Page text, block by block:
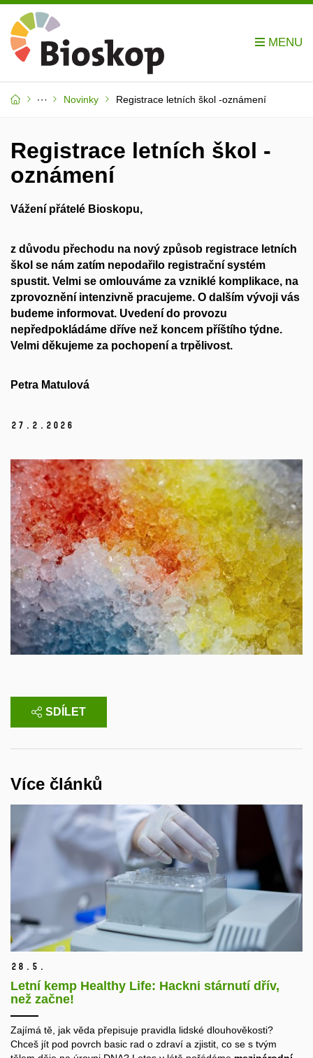
Novinky Registrace letních škol -oznámení
Registrace letních škol -
oznámení
Vážení přátelé Bioskopu,
z důvodu přechodu na nový způsob registrace letních
škol se nám zatím nepodařilo registrační systém
spustit. Velmi se omlouváme za vzniklé komplikace, na
zprovoznění intenzivně pracujeme. O dalším vývoji vás
budeme informovat. Uvedení do provozu
nepředpokládáme dříve než koncem příštího týdne.
Velmi děkujeme za pochopení a trpělivost.
Petra Matulová
27. 2. 2026
SDÍLET
Více článků
28. 5.
Letní kemp Healthy Life: Hackni stárnutí dřív,
než začne!
Zajímá tě, jak věda přepisuje pravidla lidské dlouhověkosti?
Chceš jít pod povrch basic rad o zdraví a zjistit, co se s tvým